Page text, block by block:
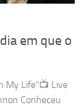
em que o
My Life”📺 Live
Conheceu